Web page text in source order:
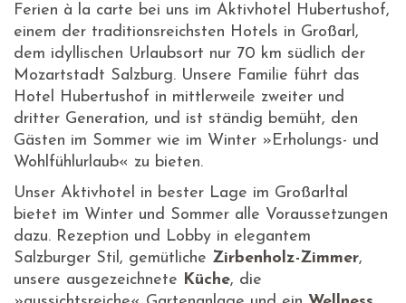
Ferien à la carte bei uns im Aktivhotel Hubertushof,
einem der traditionsreichsten Hotels in Großarl,
dem idyllischen Urlaubsort nur 70 km südlich der
Mozartstadt Salzburg. Unsere Familie führt das
Hotel Hubertushof in mittlerweile zweiter und
dritter Generation, und ist ständig bemüht, den
Gästen im Sommer wie im Winter »Erholungs- und
Wohlfühlurlaub« zu bieten.
Unser Aktivhotel in bester Lage im Großarltal
bietet im Winter und Sommer alle Voraussetzungen
dazu. Rezeption und Lobby in elegantem
Salzburger Stil, gemütliche Zirbenholz-Zimmer,
unsere ausgezeichnete Küche, die